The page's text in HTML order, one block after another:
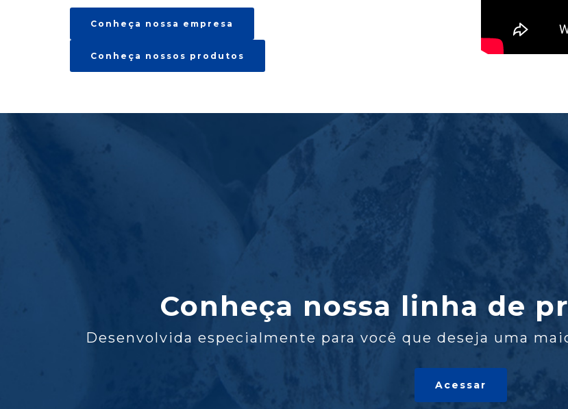
Conheça nossa empresa
Conheça nossos produtos
Conheça nossa linha de
Desenvolvida especialmente para você que deseja uma
Acessar